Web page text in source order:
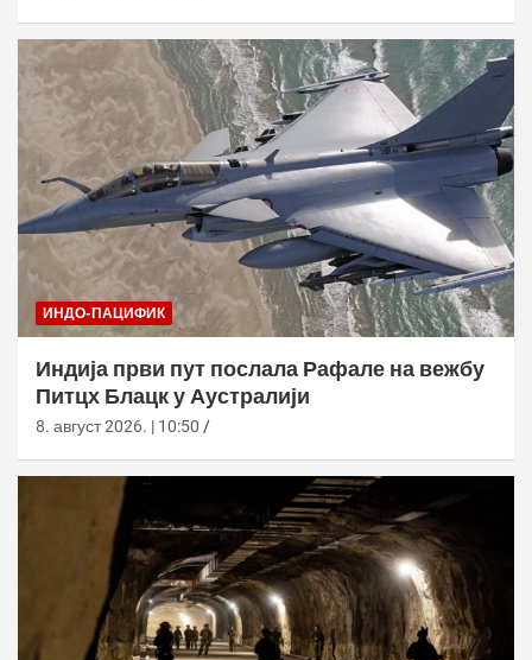
ИНДО-ПАЦИФИК
Индија први пут послала Рафале на вежбу
Питцх Блацк у Аустралији
8. август 2026. | 10:50